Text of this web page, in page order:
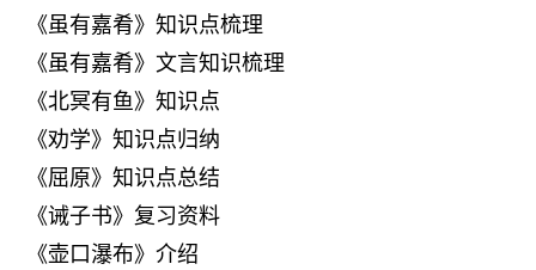
《虽有嘉肴》知识点梳理
《虽有嘉肴》文言知识梳理
《北冥有鱼》知识点
《劝学》知识点归纳
《屈原》知识点总结
《诫子书》复习资料
《壶口瀑布》介绍